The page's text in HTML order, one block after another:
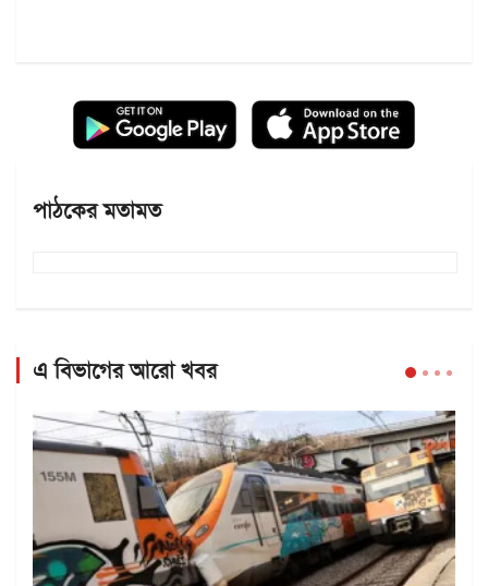
পাঠকের মতামত
এ বিভাগের আরো খবর